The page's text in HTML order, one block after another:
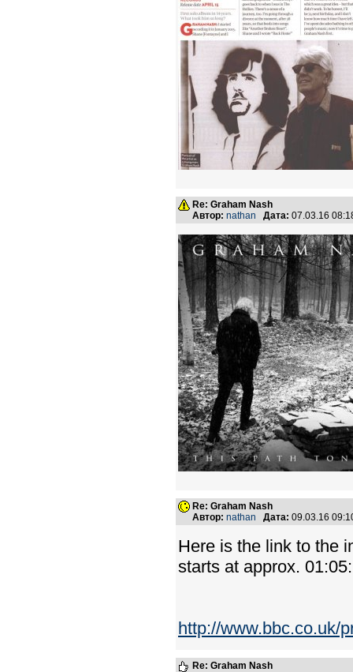
Re: Graham Nash
Автор: nathan Дата: 07.03.16
Re: Graham Nash
Автор: nathan Дата: 09.03.16
Here is the link to the
starts at approx.
http://www.bbc.co.uk/
Re: Graham Nash